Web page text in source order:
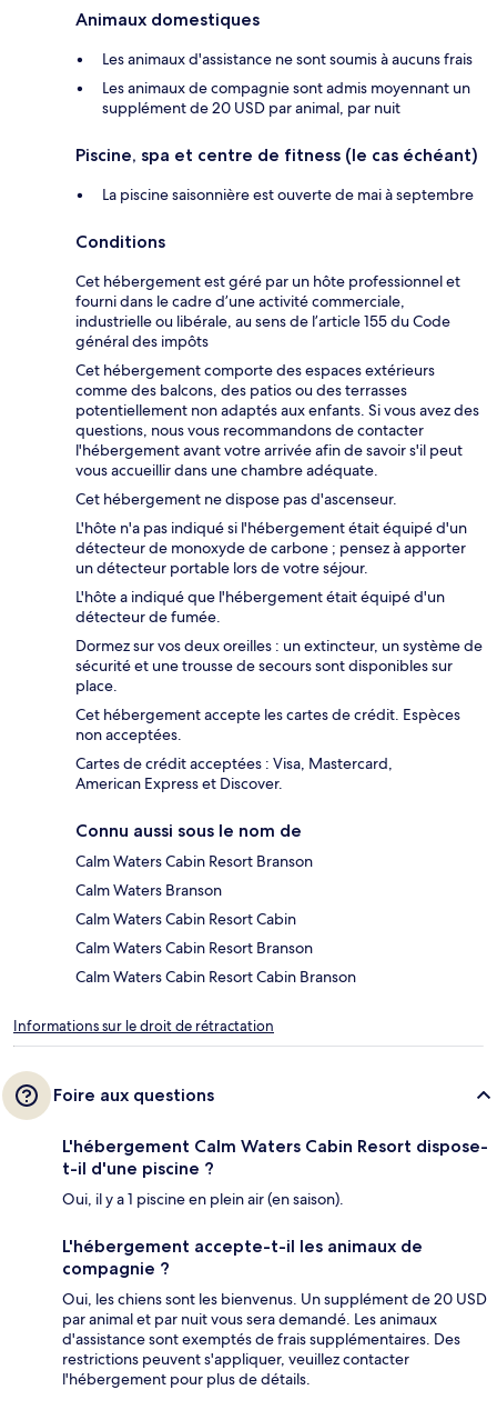
Animaux domestiques
Les animaux d'assistance ne sont soumis à aucuns frais
Les animaux de compagnie sont admis moyennant un
supplément de 20 USD par animal, par nuit
Piscine, spa et centre de fitness (le cas échéant)
La piscine saisonnière est ouverte de mai à septembre
Conditions
Cet hébergement est géré par un hôte professionnel et
fourni dans le cadre d’une activité commerciale,
industrielle ou libérale, au sens de l’article 155 du Code
général des impôts
Cet hébergement comporte des espaces extérieurs
comme des balcons, des patios ou des terrasses
potentiellement non adaptés aux enfants. Si vous avez des
questions, nous vous recommandons de contacter
l'hébergement avant votre arrivée afin de savoir s'il peut
vous accueillir dans une chambre adéquate.
Cet hébergement ne dispose pas d'ascenseur.
L'hôte n'a pas indiqué si l'hébergement était équipé d'un
détecteur de monoxyde de carbone ; pensez à apporter
un détecteur portable lors de votre séjour.
L'hôte a indiqué que l'hébergement était équipé d'un
détecteur de fumée.
Dormez sur vos deux oreilles : un extincteur, un système de
sécurité et une trousse de secours sont disponibles sur
place.
Cet hébergement accepte les cartes de crédit. Espèces
non acceptées.
Cartes de crédit acceptées : Visa, Mastercard,
American Express et Discover.
Connu aussi sous le nom de
Calm Waters Cabin Resort Branson
Calm Waters Branson
Calm Waters Cabin Resort Cabin
Calm Waters Cabin Resort Branson
Calm Waters Cabin Resort Cabin Branson
Informations sur le droit de rétractation
Foire aux questions
L'hébergement Calm Waters Cabin Resort dispose-
t-il d'une piscine ?
Oui, il y a 1 piscine en plein air (en saison).
L'hébergement accepte-t-il les animaux de
compagnie ?
Oui, les chiens sont les bienvenus. Un supplément de 20 USD
par animal et par nuit vous sera demandé. Les animaux
d'assistance sont exemptés de frais supplémentaires. Des
restrictions peuvent s'appliquer, veuillez contacter
l'hébergement pour plus de détails.